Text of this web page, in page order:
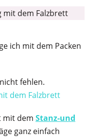
ich mit dem Packen
fehlen.
mit dem Stanz-und
ganz einfach